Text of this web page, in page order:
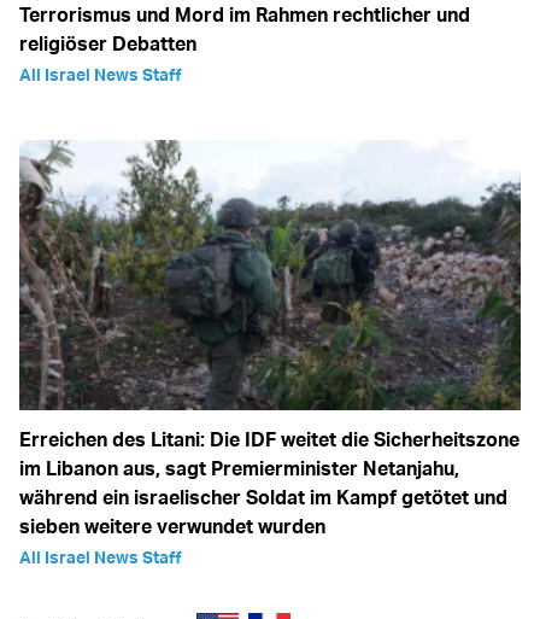
Terrorismus und Mord im Rahmen rechtlicher und
religiöser Debatten
All Israel News Staff
Erreichen des Litani: Die IDF weitet die Sicherheitszone
im Libanon aus, sagt Premierminister Netanjahu,
während ein israelischer Soldat im Kampf getötet und
sieben weitere verwundet wurden
All Israel News Staff